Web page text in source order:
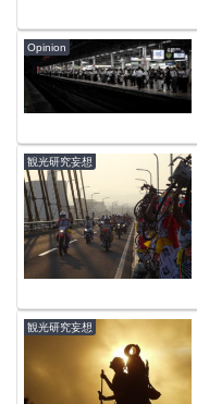
Opinion
観光研究妄想
観光研究妄想